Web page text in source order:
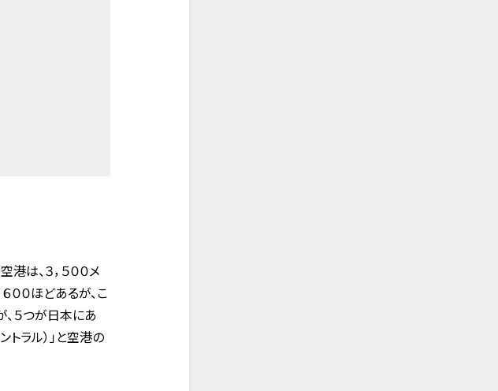
は、３，５００メ
００ほどあるが、こ
、５つが日本にあ
トラル）」と空港の